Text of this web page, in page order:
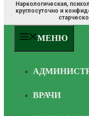
Наркологическая,
круглосуточно и
МЕНЮ
ВРАЧИ